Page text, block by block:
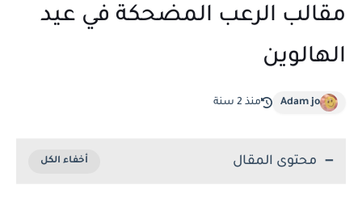
مقالب الرعب المضحكة في عيد
الهالوين
Adam jo منذ 2 سنة
محتوى المقال